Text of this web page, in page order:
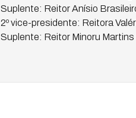
Suplente: Reitor Anísio
2º vice-presidente: Reitora
Suplente: Reitor Minoru Martins